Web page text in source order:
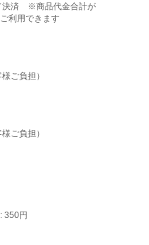
決済 ※商品代金合計が
利用できます
ご負担）
ご負担）
350円